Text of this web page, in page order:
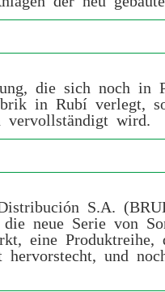
die sich noch in
in Rubí verlegt,
vervollständigt wird.
S.A.
neue Serie von
eine Produktreihe,
hervorstecht, und